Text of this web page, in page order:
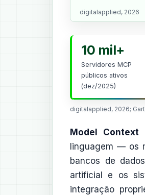
digitalapplied, 2026
10 mil+
Servidores MCP
públicos ativos
(dez/2025)
digitalapplied, 2026;
Model Context
linguagem — os
bancos de
artificial e os
integração